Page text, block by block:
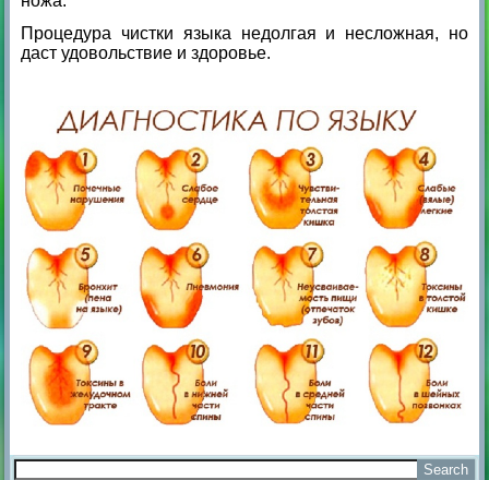
Процедура чистки языка недолгая и несложная, но
даст удовольствие и здоровье.